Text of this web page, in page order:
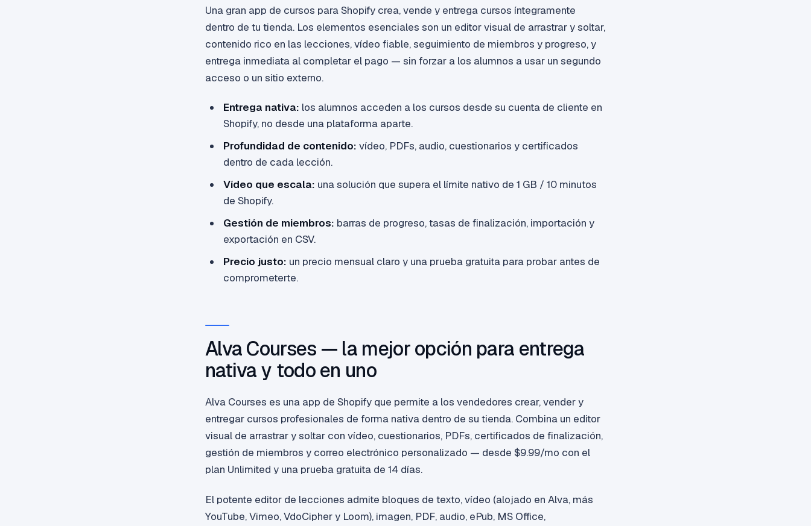
Una gran app de cursos para Shopify crea, vende y entrega cursos íntegramente
dentro de tu tienda. Los elementos esenciales son un editor visual de arrastrar y soltar,
contenido rico en las lecciones, vídeo fiable, seguimiento de miembros y progreso, y
entrega inmediata al completar el pago — sin forzar a los alumnos a usar un segundo
acceso o un sitio externo.
Entrega nativa: los alumnos acceden a los cursos desde su cuenta de cliente en
Shopify, no desde una plataforma aparte.
Profundidad de contenido: vídeo, PDFs, audio, cuestionarios y certificados
dentro de cada lección.
Vídeo que escala: una solución que supera el límite nativo de 1 GB / 10 minutos
de Shopify.
Gestión de miembros: barras de progreso, tasas de finalización, importación y
exportación en CSV.
Precio justo: un precio mensual claro y una prueba gratuita para probar antes de
comprometerte.
Alva Courses — la mejor opción para entrega
nativa y todo en uno
Alva Courses es una app de Shopify que permite a los vendedores crear, vender y
entregar cursos profesionales de forma nativa dentro de su tienda. Combina un editor
visual de arrastrar y soltar con vídeo, cuestionarios, PDFs, certificados de finalización,
gestión de miembros y correo electrónico personalizado — desde $9.99/mo con el
plan Unlimited y una prueba gratuita de 14 días.
El potente editor de lecciones admite bloques de texto, vídeo (alojado en Alva, más
YouTube, Vimeo, VdoCipher y Loom), imagen, PDF, audio, ePub, MS Office,